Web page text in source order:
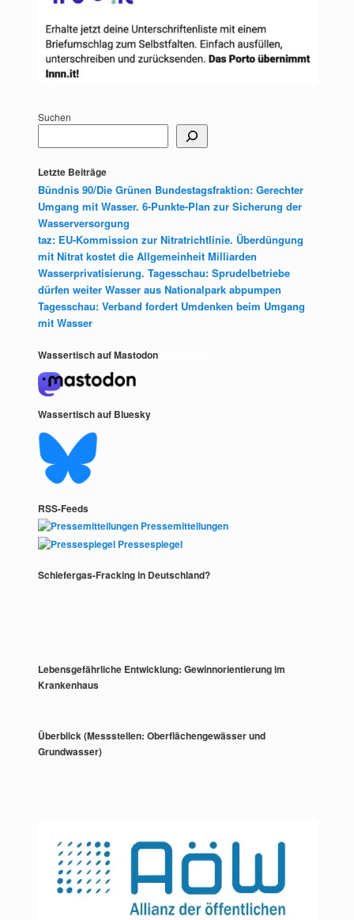
Suchen
Letzte Beiträge
Bündnis 90/Die Grünen Bundestagsfraktion: Gerechter
Umgang mit Wasser. 6-Punkte-Plan zur Sicherung der
Wasserversorgung
taz: EU-Kommission zur Nitratrichtlinie. Überdüngung
mit Nitrat kostet die Allgemeinheit Milliarden
Wasserprivatisierung. Tagesschau: Sprudelbetriebe
dürfen weiter Wasser aus Nationalpark abpumpen
Tagesschau: Verband fordert Umdenken beim Umgang
mit Wasser
Wassertisch auf Mastodon
Wassertisch auf Bluesky
RSS-Feeds
Pressemitteilungen
Pressespiegel
Schiefergas-Fracking in Deutschland?
Lebensgefährliche Entwicklung: Gewinnorientierung im
Krankenhaus
Überblick (Messstellen: Oberflächengewässer und
Grundwasser)